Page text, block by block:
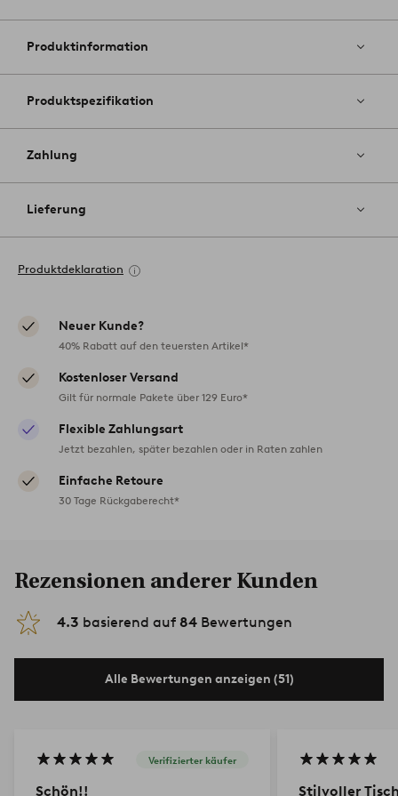
Favoriten
Produktinformation
Produktspezifikation
Zahlung
Lieferung
Produktdeklaration
Neuer Kunde?
40% Rabatt auf den teuersten Artikel*
Kostenloser Versand
Gilt für normale Pakete über 129 Euro*
Flexible Zahlungsart
Jetzt bezahlen, später bezahlen oder in Raten zahlen
Einfache Retoure
30 Tage Rückgaberecht*
Rezensionen anderer Kunden
4.3 basierend auf 84 Bewertungen
Alle Bewertungen anzeigen (51)
Verifizierter käufer
Schön!! Stilvoller